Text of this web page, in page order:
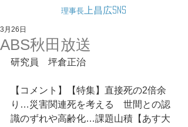
理事長 上昌広SNS
ABS秋田放送
3月26日
研究員　坪倉正治
【コメント】【特集】直接死の2倍余
り…災害関連死を考える　世間との認
識のずれや高齢化…課題山積【あす大